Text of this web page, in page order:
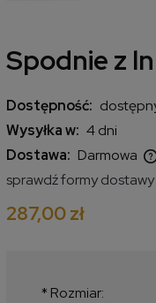
Spodnie z
Dostępność:
Wysyłka w: 4 dni
Dostawa: Darmowa
Cena nie
sprawdź formy dostawy
287,00 zł
* Rozmiar: